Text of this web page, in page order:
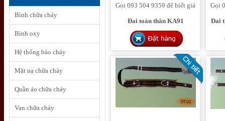
Bình chữa cháy
Bình oxy
Hệ thống báo cháy
Mặt nạ chữa cháy
Quần áo chữa cháy
Van chữa cháy
Gọi 093 504 9359 để biết giá
Đai toàn thân KA91
Gọi
Đai